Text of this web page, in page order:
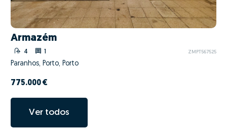
Armazém
4 1 ZMPT567525
Paranhos, Porto, Porto
775.000 €
Ver todos